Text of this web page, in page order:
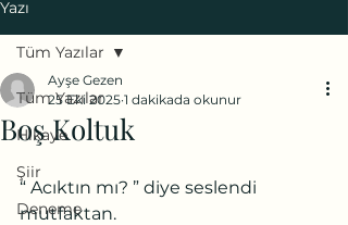
Yazı
Tüm Yazılar
Hikaye
Şiir
Deneme
Tüm Yazılar
Boş Koltuk
Ayşe Gezen
25 Eki 2025 1 dakikada okunur
“ Acıktın mı? ” diye seslendi
mutfaktan.